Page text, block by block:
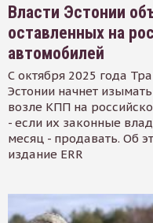
Власти Эстонии
оставленных на
автомобилей
С октября 2025 года
Эстонии начнет
возле КПП на
- если их законные
месяц - продавать. Об
издание ERR